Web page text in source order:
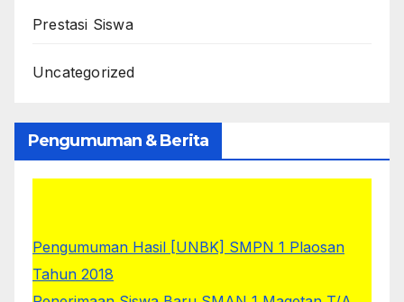
Prestasi Siswa
Uncategorized
Pengumuman & Berita
Pengumuman Hasil [UNBK] SMPN 1 Plaosan
Tahun 2018
Penerimaan Siswa Baru SMAN 1 Magetan T/A